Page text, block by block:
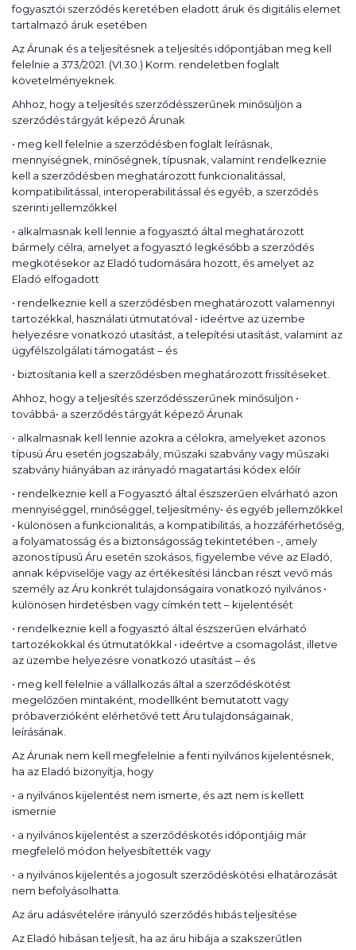
fogyasztói szerződés keretében eladott áruk és digitális elemet
tartalmazó áruk esetében
Az Árunak és a teljesítésnek a teljesítés időpontjában meg kell
felelnie a 373/2021. (VI.30.) Korm. rendeletben foglalt
követelményeknek.
Ahhoz, hogy a teljesítés szerződésszerűnek minősüljön a
szerződés tárgyát képező Árunak
• meg kell felelnie a szerződésben foglalt leírásnak,
mennyiségnek, minőségnek, típusnak, valamint rendelkeznie
kell a szerződésben meghatározott funkcionalitással,
kompatibilitással, interoperabilitással és egyéb, a szerződés
szerinti jellemzőkkel
• alkalmasnak kell lennie a fogyasztó által meghatározott
bármely célra, amelyet a fogyasztó legkésőbb a szerződés
megkötésekor az Eladó tudomására hozott, és amelyet az
Eladó elfogadott
• rendelkeznie kell a szerződésben meghatározott valamennyi
tartozékkal, használati útmutatóval • ideértve az üzembe
helyezésre vonatkozó utasítást, a telepítési utasítást, valamint az
ügyfélszolgálati támogatást – és
• biztosítania kell a szerződésben meghatározott frissítéseket.
Ahhoz, hogy a teljesítés szerződésszerűnek minősüljön •
továbbá• a szerződés tárgyát képező Árunak
• alkalmasnak kell lennie azokra a célokra, amelyeket azonos
típusú Áru esetén jogszabály, műszaki szabvány vagy műszaki
szabvány hiányában az irányadó magatartási kódex előír
• rendelkeznie kell a Fogyasztó által észszerűen elvárható azon
mennyiséggel, minőséggel, teljesítmény• és egyéb jellemzőkkel
• különösen a funkcionalitás, a kompatibilitás, a hozzáférhetőség,
a folyamatosság és a biztonságosság tekintetében -, amely
azonos típusú Áru esetén szokásos, figyelembe véve az Eladó,
annak képviselője vagy az értékesítési láncban részt vevő más
személy az Áru konkrét tulajdonságaira vonatkozó nyilvános •
különösen hirdetésben vagy címkén tett – kijelentését
• rendelkeznie kell a fogyasztó által észszerűen elvárható
tartozékokkal és útmutatókkal • ideértve a csomagolást, illetve
az üzembe helyezésre vonatkozó utasítást – és
• meg kell felelnie a vállalkozás által a szerződéskötést
megelőzően mintaként, modellként bemutatott vagy
próbaverzióként elérhetővé tett Áru tulajdonságainak,
leírásának.
Az Árunak nem kell megfelelnie a fenti nyilvános kijelentésnek,
ha az Eladó bizonyítja, hogy
• a nyilvános kijelentést nem ismerte, és azt nem is kellett
ismernie
• a nyilvános kijelentést a szerződéskötés időpontjáig már
megfelelő módon helyesbítették vagy
• a nyilvános kijelentés a jogosult szerződéskötési elhatározását
nem befolyásolhatta.
Az áru adásvételére irányuló szerződés hibás teljesítése
Az Eladó hibásan teljesít, ha az áru hibája a szakszerűtlen